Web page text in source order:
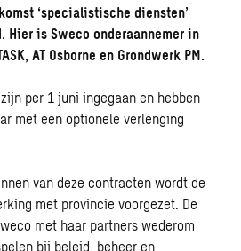
‘specialistische diensten’
Hier is Sweco onderaannemer in
AT Osborne en Grondwerk PM.
per 1 juni ingegaan en hebben
met een optionele verlenging
van deze contracten wordt de
met provincie voorgezet. De
met haar partners wederom
bij beleid, beheer en